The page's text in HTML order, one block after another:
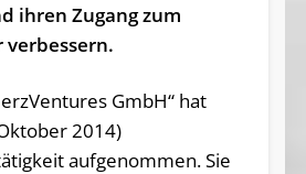
ihren Zugang zum
verbessern.
GmbH“ hat
2014)
aufgenommen. Sie